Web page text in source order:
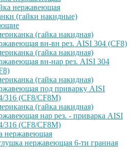
нержавеющая
(гайки накидные)
(гайка накидная)
вн-вн рез. AISI 304 (CF8)
(гайка накидная)
вн-нар рез. AISI 304
(гайка накидная)
под приварку AISI
316 (CF8/CF8M)
(гайка накидная)
нар рез. - приварка AISI
316 (CF8/CF8M)
нержавеющая
нержавеющая 6-ти гранная